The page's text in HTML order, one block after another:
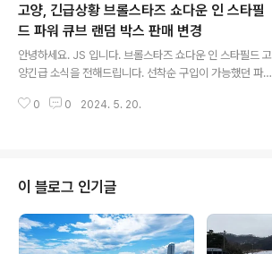
코로나 때 무선키트 제공해 주었을 때가 좋았던 거 같아
요. 5개 기관이 함께 하는 '놀러 와 전파탐험대'교육일정 :
2024년 8월 8일 목요일 ~ 9일 금요일교육시간 : 13:00
~ 17:00 (12:30까지 도착)대상 : 초등학교 5학년 ~ 6학
년, 100명중요 : 주차지원 없음, 학부모 대기 장소 없음 아
래 신청 방법을 따라 회원 가입 후 신청 했어요.가족회원 계
고양, 긴급상황 브롤스타즈 쇼다운 인 스타필
드 파워 큐브 랜덤 박스 판매 변경
안녕하세요. JS 입니다. 브롤스타즈 쇼다운 인 스타필드 고
양긴급 소식을 전해드립니다. 선착순 구입이 가능했던 파
매가 가능했습니다. 장소가 스타필드 정문 분수대 앞으로
오전 9시에 배부가 끝났다고...아니 미리 공지해 주던가. 어
디에 써 붙여 놓던가 해야 하는데 말이죠.아침 10시 오픈
시간에 맞춰 부스 앞에 갔더니 이미 끝! 그래서 주말을 피해
줄을 서보자 싶어 다녀왔습니다. 바로 여기가 스타필드 정
0 0 2024. 5. 20.
이 블로그 인기글